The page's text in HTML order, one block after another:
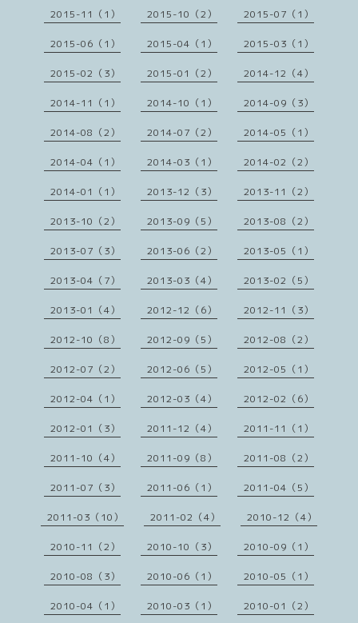
2015-11（1） 2015-10（2） 2015-07（1）
2015-06（1） 2015-04（1） 2015-03（1）
2015-02（3） 2015-01（2） 2014-12（4）
2014-11（1） 2014-10（1） 2014-09（3）
2014-08（2） 2014-07（2） 2014-05（1）
2014-04（1） 2014-03（1） 2014-02（2）
2014-01（1） 2013-12（3） 2013-11（2）
2013-10（2） 2013-09（5） 2013-08（2）
2013-07（3） 2013-06（2） 2013-05（1）
2013-04（7） 2013-03（4） 2013-02（5）
2013-01（4） 2012-12（6） 2012-11（3）
2012-10（8） 2012-09（5） 2012-08（2）
2012-07（2） 2012-06（5） 2012-05（1）
2012-04（1） 2012-03（4） 2012-02（6）
2012-01（3） 2011-12（4） 2011-11（1）
2011-10（4） 2011-09（8） 2011-08（2）
2011-07（3） 2011-06（1） 2011-04（5）
2011-03（10） 2011-02（4） 2010-12（4）
2010-11（2） 2010-10（3） 2010-09（1）
2010-08（3） 2010-06（1） 2010-05（1）
2010-04（1） 2010-03（1） 2010-01（2）